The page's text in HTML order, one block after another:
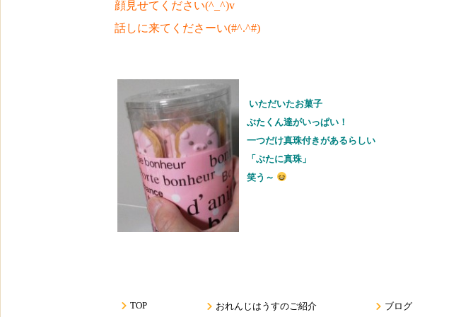
顔見せてください(^_^)v
話しに来てくださーい(#^.^#)
いただいたお菓子
ぶたくん達がいっぱい！
一つだけ真珠付きがあるらしい
「ぶたに真珠」
笑う～
TOP おれんじはうすのご紹介 ブログ